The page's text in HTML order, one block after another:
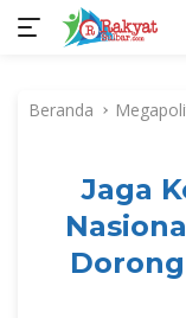
kontenBeranda
Jaga